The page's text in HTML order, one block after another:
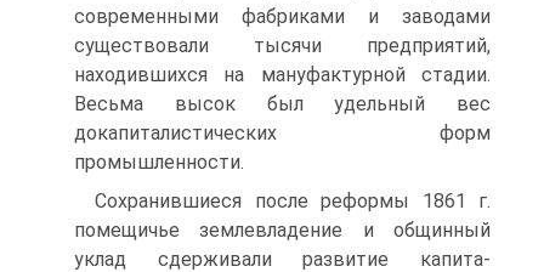
современными фабриками и заводами
сущест­вовали тысячи предприятий,
находившихся на мануфактур­ной стадии.
Весьма высок был удельный вес
докапиталисти­ческих форм
промышленности.
Сохранившиеся после реформы 1861 г.
помещичье зем­левладение и общинный
уклад сдерживали развитие капита­